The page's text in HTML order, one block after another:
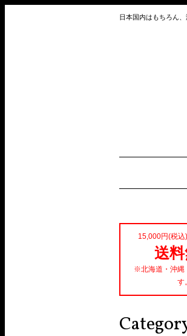
日本国内はもちろん
15,000円(税
送
※北海道・沖縄
す。